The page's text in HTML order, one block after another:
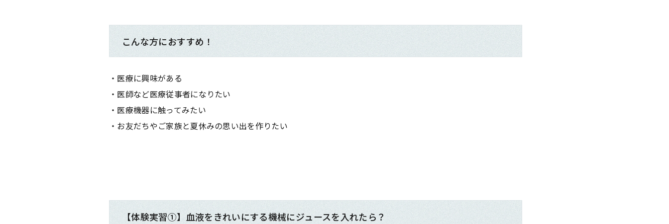
こんな方におすすめ！
・医療に興味がある
・医師など医療従事者になりたい
・医療機器に触ってみたい
・お友だちやご家族と夏休みの思い出を作りたい
【体験実習①】血液をきれいにする機械にジュースを入れたら？